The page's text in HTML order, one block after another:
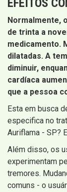
EFEITOS
Normalmente,
de trinta a
medicamento.
dilatadas. A
diminuir,
cardíaca
que a pessoa
Esta em busca
especifica no
Auriflama - SP?
Além disso, os
experimentam
tremores.
comuns - o